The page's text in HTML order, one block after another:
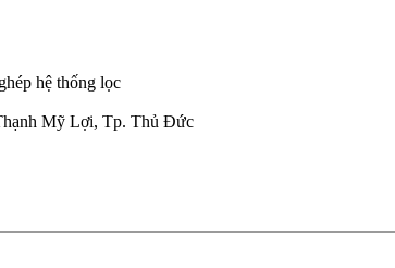
hệ thống lọc
Mỹ Lợi, Tp. Thủ Đức